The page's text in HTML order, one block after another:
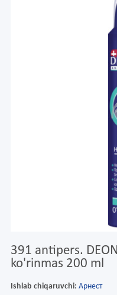
391 antipers.
ko'rinmas 200 ml
Ishlab chiqaruvchi: Арнест